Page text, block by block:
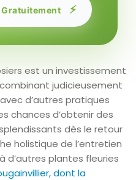
⚡
est un investissement
judicieusement
d’autres pratiques
chances d’obtenir des
dès le retour
holistique de l’entretien
d’autres plantes fleuries
dont la